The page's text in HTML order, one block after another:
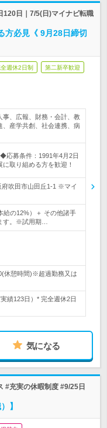
120日｜7/5(日)マイナビ転職
方必見《 9月28日締切
週休2日制 第二新卒歓迎
事、広報、財務・会計、教
産学共創、社会連携、病
応募条件：1991年4月2日
取り組める方を歓迎！
府吹田市山田丘1-1 ※マイ
給の12%）＋ その他諸手
す。※試用期…
休憩時間)※超過勤務又は
績123日）* 完全週休2日
気になる
#充実の休暇制度 #9/25日
】